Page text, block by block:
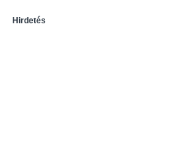
Hirdetés